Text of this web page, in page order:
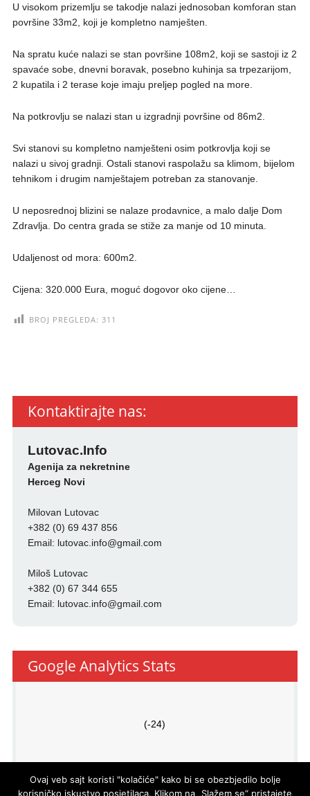
U visokom prizemlju se takodje nalazi jednosoban komforan stan
površine 33m2, koji je kompletno namješten.
Na spratu kuće nalazi se stan površine 108m2, koji se sastoji iz 2
spavaće sobe, dnevni boravak, posebno kuhinja sa trpezarijom,
2 kupatila i 2 terase koje imaju preljep pogled na more.
Na potkrovlju se nalazi stan u izgradnji površine od 86m2.
Svi stanovi su kompletno namješteni osim potkrovlja koji se
nalazi u sivoj gradnji. Ostali stanovi raspolažu sa klimom, bijelom
tehnikom i drugim namještajem potreban za stanovanje.
U neposrednoj blizini se nalaze prodavnice, a malo dalje Dom
Zdravlja. Do centra grada se stiže za manje od 10 minuta.
Udaljenost od mora: 600m2.
Cijena: 320.000 Eura, moguć dogovor oko cijene…
BROJ PREGLEDA: 311
Kontaktirajte nas:
Lutovac.Info
Agenija za nekretnine
Herceg Novi
Milovan Lutovac
+382 (0) 69 437 856
Email: lutovac.info@gmail.com
Miloš Lutovac
+382 (0) 67 344 655
Email: lutovac.info@gmail.com
Google Analytics Stats
(-24)
Ovaj veb sajt koristi "kolačiće" kako bi se obezbjedilo bolje
korisničko iskustvo posjetilaca. Klikom na „Slažem se“ pristajete